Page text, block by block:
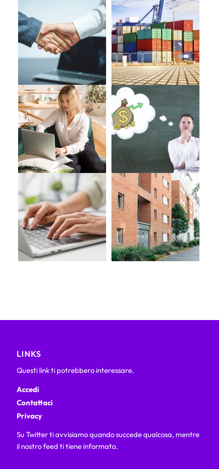
LINKS
Questi link ti potrebbero interessare.
Accedi
Contattaci
Privacy
Su Twitter ti avvisiamo quando succede qualcosa, mentre
il nostro feed ti tiene informato.